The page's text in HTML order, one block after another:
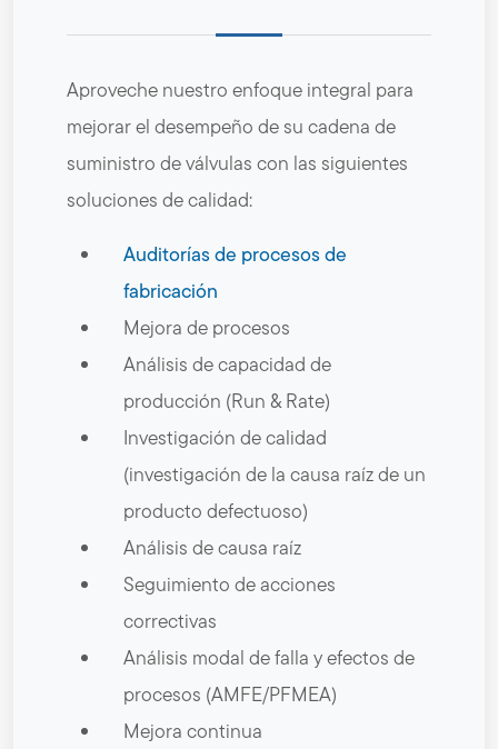
Aproveche nuestro enfoque integral para
mejorar el desempeño de su cadena de
suministro de válvulas con las siguientes
soluciones de calidad:
Auditorías de procesos de
fabricación
Mejora de procesos
Análisis de capacidad de
producción (Run & Rate)
Investigación de calidad
(investigación de la causa raíz de un
producto defectuoso)
Análisis de causa raíz
Seguimiento de acciones
correctivas
Análisis modal de falla y efectos de
procesos (AMFE/PFMEA)
Mejora continua